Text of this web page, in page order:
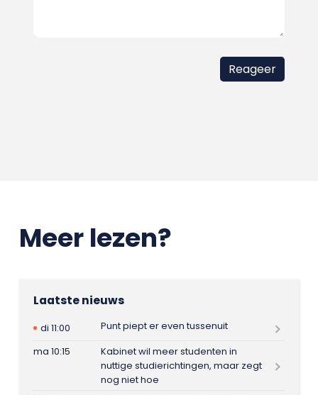
Meer lezen?
Laatste nieuws
di 11:00
Punt piept er even tussenuit
ma 10:15
Kabinet wil meer studenten in
nuttige studierichtingen, maar zegt
nog niet hoe